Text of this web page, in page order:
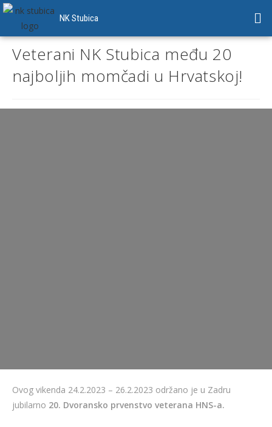
NK Stubica
Veterani NK Stubica među 20
najboljih momčadi u Hrvatskoj!
Ovog vikenda 24.2.2023 – 26.2.2023 održano je u Zadru
jubilarno 20. Dvoransko prvenstvo veterana HNS-a.